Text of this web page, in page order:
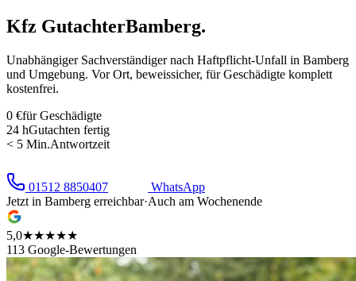
Kfz GutachterBamberg.
Unabhängiger Sachverständiger nach Haftpflicht-Unfall in Bamberg
und Umgebung. Vor Ort, beweissicher, für Geschädigte komplett
kostenfrei.
0 €für Geschädigte
24 hGutachten fertig
< 5 Min.Antwortzeit
01512 8850407
WhatsApp
Jetzt in Bamberg erreichbar·Auch am Wochenende
5,0★★★★★
113 Google-Bewertungen